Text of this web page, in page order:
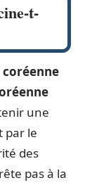
t-
coréenne
une
par le
des
pas à la